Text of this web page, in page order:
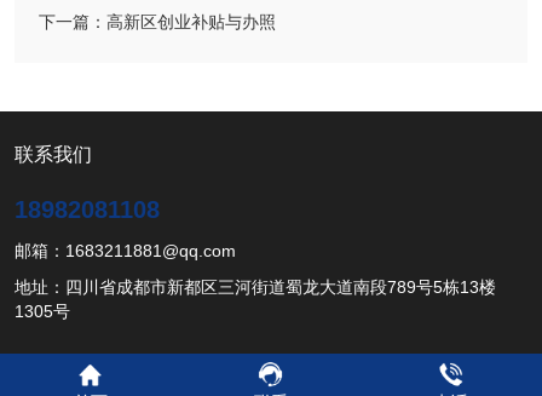
下一篇： 高新区创业补贴与办照
联系我们
18982081108
邮箱：1683211881@qq.com
地址：四川省成都市新都区三河街道蜀龙大道南段789号5栋13楼
1305号